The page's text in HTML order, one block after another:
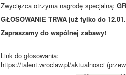
Zwycięzca otrzyma nagrodę specjalną:
GŁOSOWANIE TRWA już tylko do
Zapraszamy do wspólnej zabawy!
Link do głosowania:
https://talent.wroclaw.pl/aktualnosci